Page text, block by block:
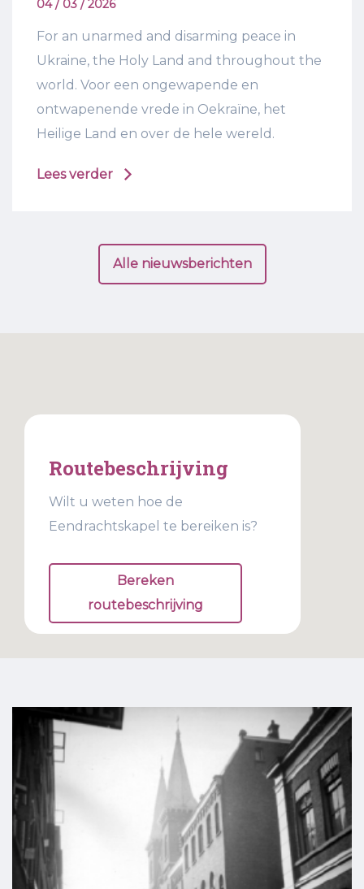
04 / 03 / 2026
For an unarmed and disarming peace in
Ukraine, the Holy Land and throughout the
world. Voor een ongewapende en
ontwapenende vrede in Oekraïne, het
Heilige Land en over de hele wereld.
Lees verder
Alle nieuwsberichten
Routebeschrijving
Wilt u weten hoe de
Eendrachtskapel te bereiken is?
Bereken
routebeschrijving